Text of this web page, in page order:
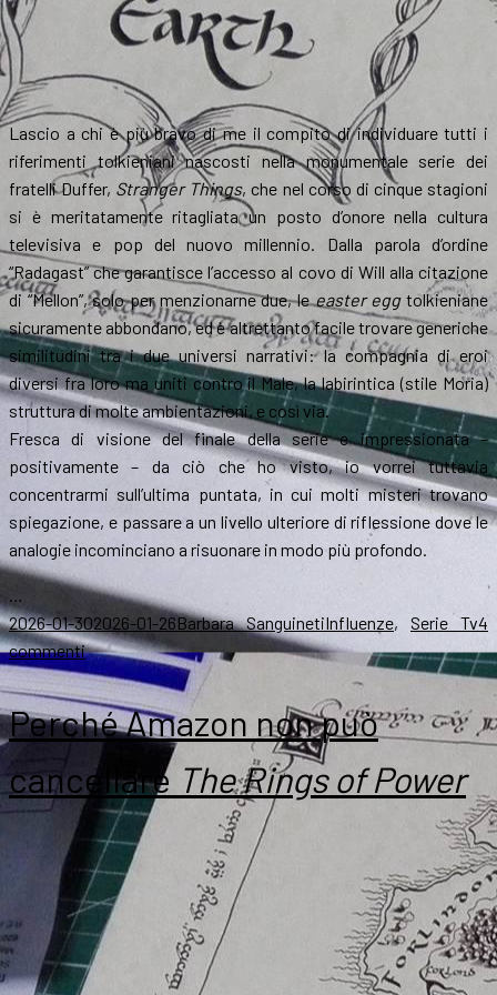
Lascio a chi è più bravo di me il compito di individuare tutti i
riferimenti tolkieniani nascosti nella monumentale serie dei
fratelli Duffer, Stranger Things, che nel corso di cinque stagioni
si è meritatamente ritagliata un posto d’onore nella cultura
televisiva e pop del nuovo millennio. Dalla parola d’ordine
“Radagast” che garantisce l’accesso al covo di Will alla citazione
di “Mellon”, solo per menzionarne due, leeaster eggtolkieniane
sicuramente abbondano, ed è altrettanto facile trovare generiche
similitudini tra i due universi narrativi: la compagnia di eroi
diversi fra loro ma uniti contro il Male, la labirintica (stile Moria)
struttura di molte ambientazioni, e così via.
Fresca di visione del finale della serie e impressionata –
positivamente – da ciò che ho visto, io vorrei tuttavia
concentrarmi sull’ultima puntata, in cui molti misteri trovano
spiegazione, e passare a un livello ulteriore di riflessione dove le
analogie incominciano a risuonare in modo più profondo.
…
Scritto
il
2026-01-302026-01-26Autore
Barbara SanguinetiCategorie
Influenze, Serie Tv4
commentisu
La
Compagnia
del
Sottosopra:
Tolkien
Stranger
Things
Perché Amazon non può
cancellare The Rings of Power